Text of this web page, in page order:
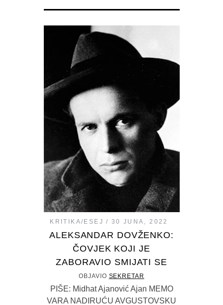
KRITIKA/ESEJ 30 JUNA, 2022
ALEKSANDAR DOVŽENKO:
ČOVJEK KOJI JE
ZABORAVIO SMIJATI SE
OBJAVIO SEKRETAR
PIŠE: Midhat Ajanović Ajan MEMO
VARA NADIRUĆU AVGUSTOVSKU